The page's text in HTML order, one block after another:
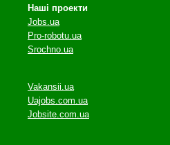
Наші проекти
Jobs.ua
Pro-robotu.ua
Srochno.ua
Vakansii.ua
Uajobs.com.ua
Jobsite.com.ua